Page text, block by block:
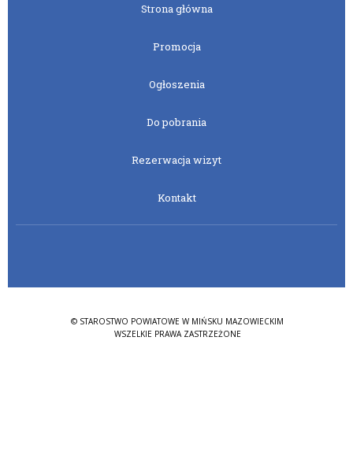
Strona główna
Promocja
Ogłoszenia
Do pobrania
Rezerwacja wizyt
Kontakt
© STAROSTWO POWIATOWE W MIŃSKU MAZOWIECKIM
WSZELKIE PRAWA ZASTRZEŻONE